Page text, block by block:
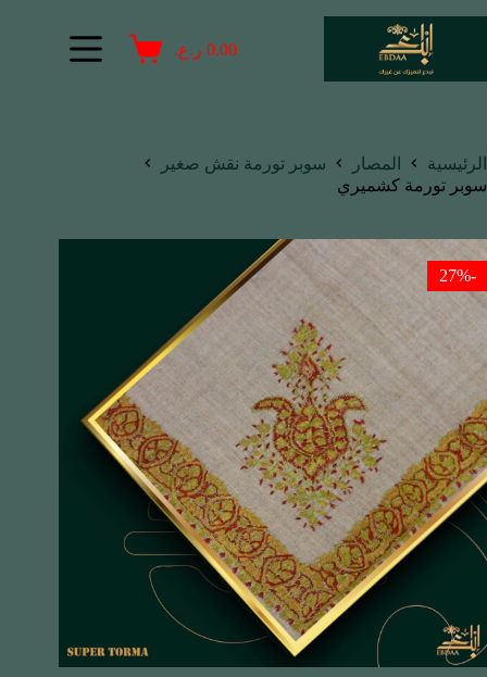
0.00 ر.ع.
الرئيسية المصار
سوبر تورمة نقش صغير
سوبر تورمة كشميري
-27%